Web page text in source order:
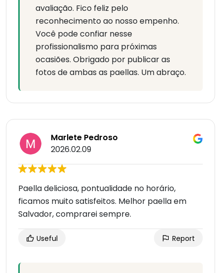
avaliação. Fico feliz pelo
reconhecimento ao nosso empenho.
Você pode confiar nesse
profissionalismo para próximas
ocasiões. Obrigado por publicar as
fotos de ambas as paellas. Um abraço.
Marlete Pedroso
2026.02.09
Paella deliciosa, pontualidade no horário,
ficamos muito satisfeitos. Melhor paella em
Salvador, comprarei sempre.
Useful Report